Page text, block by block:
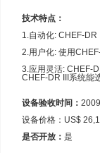
技术特点：
1.自动化: CHEF-
2.用户化: 使用
3.应用灵活: CHEF-
CHEF-DR III系统能
设备验收时间：
设备价格：US$
是否开放： 是